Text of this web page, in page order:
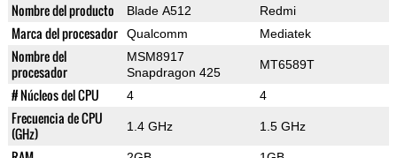
Nombre del producto Blade A512 Redmi
Marca del procesador Qualcomm Mediatek
Nombre del
procesador
MSM8917
Snapdragon 425
MT6589T
# Núcleos del CPU 4 4
Frecuencia de CPU
(GHz)
1.4 GHz 1.5 GHz